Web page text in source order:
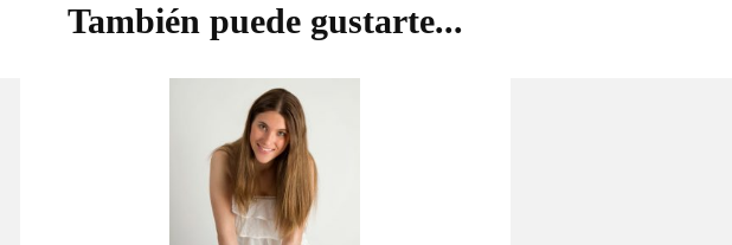
También puede gustarte...